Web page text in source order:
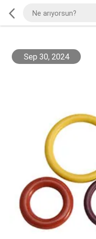
Sep 30, 2024